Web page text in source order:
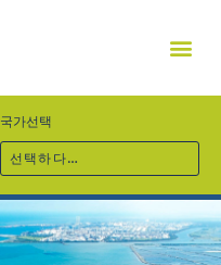
국가선택
선택하다…